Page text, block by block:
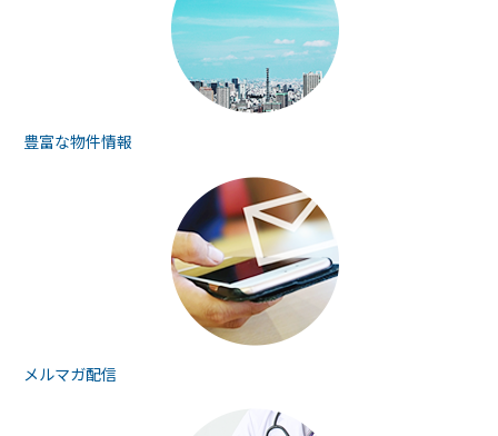
豊富な物件情報
メルマガ配信